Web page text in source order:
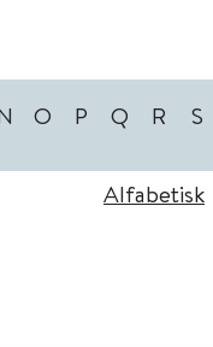
O P Q R S
Alfabetisk